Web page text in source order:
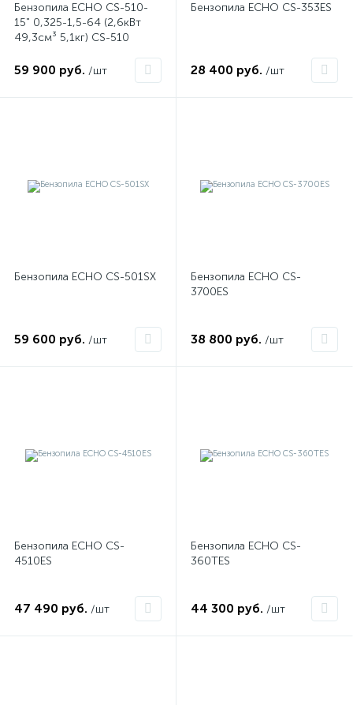
Бензопила ECHO CS-510-
15" 0,325-1,5-64 (2,6кВт
49,3см³ 5,1кг) CS-510
59 900 руб. /шт
Бензопила ECHO CS-353ES
28 400 руб. /шт
Бензопила ECHO CS-501SX
59 600 руб. /шт
Бензопила ECHO CS-
3700ES
38 800 руб. /шт
Бензопила ECHO CS-
4510ES
47 490 руб. /шт
Бензопила ECHO CS-
360TES
44 300 руб. /шт